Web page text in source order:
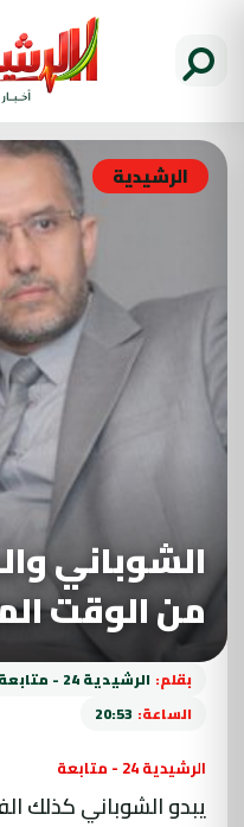
الرشيدية
الشوباني
من الوقت
بقلم: الرشيدية 24 - متابعة
الساعة: 20:53
الرشيدية 24 - متابعة
يبدو الشوباني كذلك